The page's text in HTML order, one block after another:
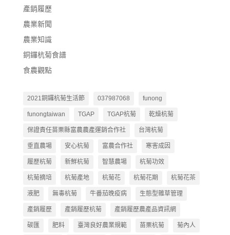
產銷履歷
農業新聞
農業知識
銅鑼杭菊食譜
食農觀點
2021銅鑼杭菊生活節 037987068 funong
funongtaiwan TGAP TGAP杭菊 乾燥杭菊
保證責任苗栗縣富農農產運銷合作社 台灣杭菊
垂直農場 安心杭菊 富農合作社 寒害成因
履歷杭菊 新鮮杭菊 智慧農場 杭菊功效
杭菊摘培 杭菊產地 杭菊花 杭菊花期 杭菊花茶
液肥 無毒杭菊 牛番茄晚疫病 生態型雜草管理
產銷履歷 產銷履歷杭菊 產銷履歷農產品資訊網
碳匯 肥料 臺灣良好農業規範 苗栗杭菊 菊內人